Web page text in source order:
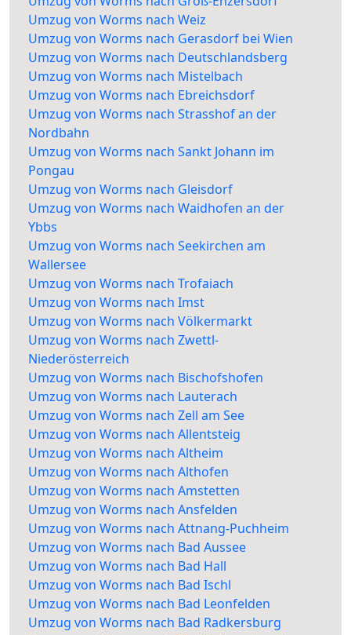
Umzug von Worms nach Weiz
Umzug von Worms nach Gerasdorf bei Wien
Umzug von Worms nach Deutschlandsberg
Umzug von Worms nach Mistelbach
Umzug von Worms nach Ebreichsdorf
Umzug von Worms nach Strasshof an der
Nordbahn
Umzug von Worms nach Sankt Johann im
Pongau
Umzug von Worms nach Gleisdorf
Umzug von Worms nach Waidhofen an der
Ybbs
Umzug von Worms nach Seekirchen am
Wallersee
Umzug von Worms nach Trofaiach
Umzug von Worms nach Imst
Umzug von Worms nach Völkermarkt
Umzug von Worms nach Zwettl-
Niederösterreich
Umzug von Worms nach Bischofshofen
Umzug von Worms nach Lauterach
Umzug von Worms nach Zell am See
Umzug von Worms nach Allentsteig
Umzug von Worms nach Altheim
Umzug von Worms nach Althofen
Umzug von Worms nach Amstetten
Umzug von Worms nach Ansfelden
Umzug von Worms nach Attnang-Puchheim
Umzug von Worms nach Bad Aussee
Umzug von Worms nach Bad Hall
Umzug von Worms nach Bad Ischl
Umzug von Worms nach Bad Leonfelden
Umzug von Worms nach Bad Radkersburg